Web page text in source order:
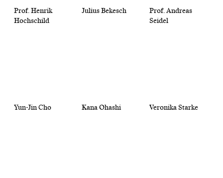
Prof. Henrik
Hochschild
Julius Bekesch
Prof. Andreas
Seidel
Yun-Jin Cho Kana Ohashi Veronika Starke